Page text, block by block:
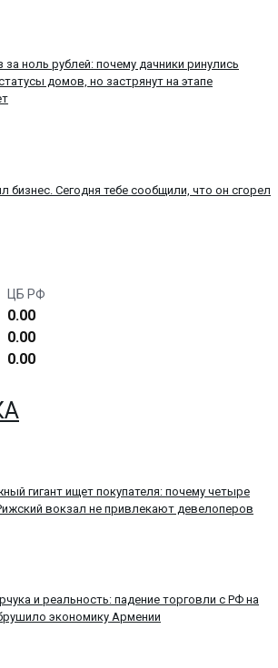
за ноль рублей: почему дачники ринулись
домов, но застрянут на этапе
бизнес. Сегодня тебе сообщили, что он сгорел
ЦБ РФ
0.00
0.00
0.00
гигант ищет покупателя: почему четыре
вокзал не привлекают девелоперов
и реальность: падение торговли с РФ на
экономику Армении